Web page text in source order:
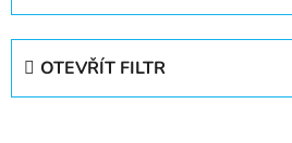
z
OTEVŘÍT FILTR